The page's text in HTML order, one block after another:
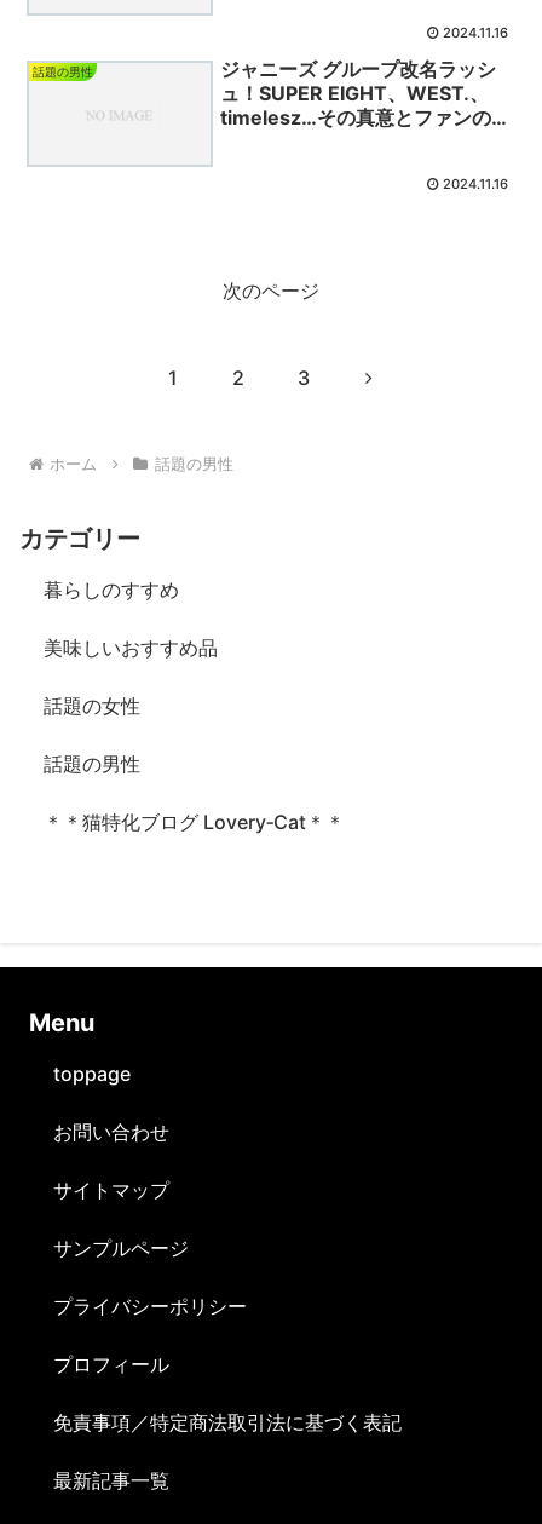
2024.11.16
話題の男性
ジャニーズ グループ改名ラッシ
ュ！SUPER EIGHT、WEST.、
timelesz…その真意とファンの反
2024.11.16
次のページ
1 2 3 次
ホーム 話題の男性
カテゴリー
暮らしのすすめ
美味しいおすすめ品
話題の女性
話題の男性
＊＊猫特化ブログ Lovery‐Cat＊＊
Ⅿenu
toppage
お問い合わせ
サイトマップ
サンプルページ
プライバシーポリシー
プロフィール
免責事項／特定商法取引法に基づく表記
最新記事一覧